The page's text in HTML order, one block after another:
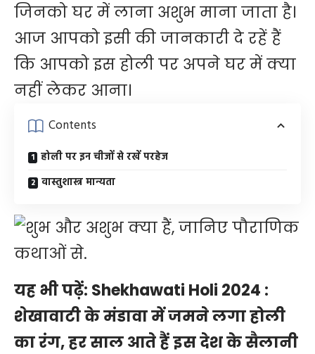
जिनको घर में लाना अशुभ माना जाता है।
आज आपको इसी की जानकारी दे रहें हैं
कि आपको इस होली पर अपने घर में क्या
नहीं लेकर आना।
Contents
होली पर इन चीजों से रखें परहेज
वास्तुशास्त्र मान्यता
यह भी पढ़ें: Shekhawati Holi 2024 :
शेखावाटी के मंडावा में जमने लगा होली
का रंग, हर साल आते हैं इस देश के सैलानी